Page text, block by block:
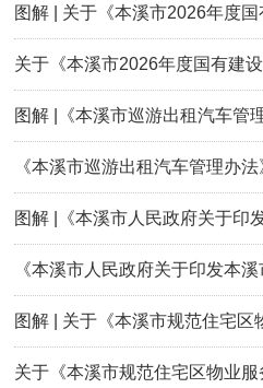
后让”“弹性年限出让”实施办法（
图解 | 关于《本溪市2026年度
划》政策解读
关于《本溪市2026年度国有建
策解读
图解 |《本溪市巡游出租汽车管
《本溪市巡游出租汽车管理办
图解 |《本溪市人民政府关于印
政府规章立法计划的通知》的解
《本溪市人民政府关于印发本
章立法计划的通知》的解读
图解 | 关于《本溪市规范住宅区
法》的政策解读
关于《本溪市规范住宅区物业